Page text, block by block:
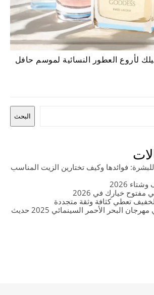
لأروع العطور النسائية لموسم حافل
البحث
فوائدها وكيف تختارين الزيت المناسب
2026
خيارك في 2026
تعطي كثافة وثقة متجددة
إطلالات النجمات في مهرجان البحر الأحمر السينمائي 2025 حديث